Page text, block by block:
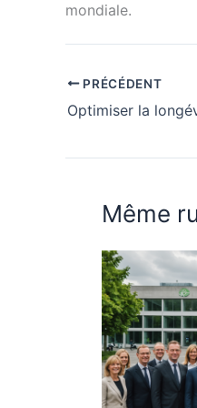
mondiale.
PRÉCÉDENT
Optimiser la
Même